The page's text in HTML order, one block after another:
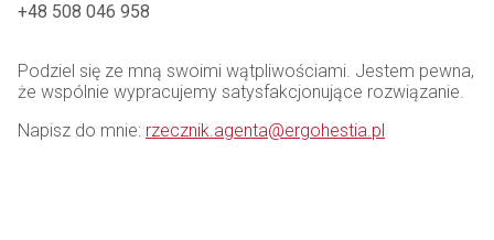
+48 508 046 958
Podziel się ze mną swoimi wątpliwościami. Jestem pewna,
że wspólnie wypracujemy satysfakcjonujące rozwiązanie.
Napisz do mnie: rzecznik.agenta@ergohestia.pl